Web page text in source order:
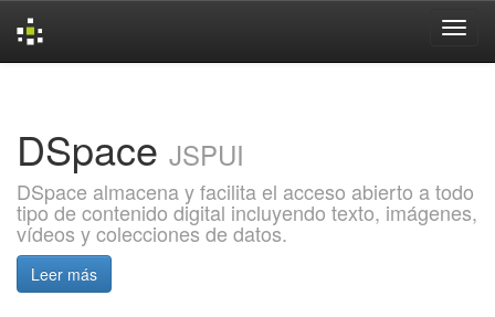
DSpace JSPUI
DSpace almacena y facilita el acceso abierto a todo
tipo de contenido digital incluyendo texto, imágenes,
vídeos y colecciones de datos.
Leer más